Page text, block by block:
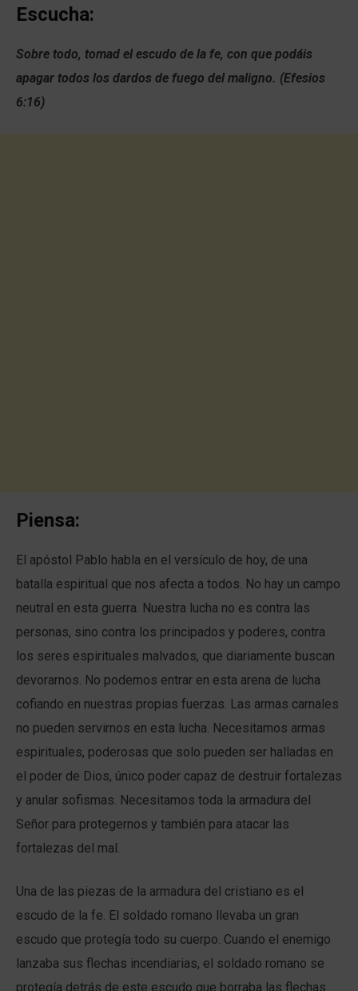
Escucha:
Sobre todo, tomad el escudo de la fe, con que podáis
apagar todos los dardos de fuego del maligno. (Efesios
6:16)
Piensa:
El apóstol Pablo habla en el versículo de hoy, de una
batalla espiritual que nos afecta a todos. No hay un campo
neutral en esta guerra. Nuestra lucha no es contra las
personas, sino contra los principados y poderes, contra
los seres espirituales malvados, que diariamente buscan
devorarnos. No podemos entrar en esta arena de lucha
cofiando en nuestras propias fuerzas. Las armas carnales
no pueden servirnos en esta lucha. Necesitamos armas
espirituales, poderosas que solo pueden ser halladas en
el poder de Dios, único poder capaz de destruir fortalezas
y anular sofismas. Necesitamos toda la armadura del
Señor para protegernos y también para atacar las
fortalezas del mal.
Una de las piezas de la armadura del cristiano es el
escudo de la fe. El soldado romano llevaba un gran
escudo que protegía todo su cuerpo. Cuando el enemigo
lanzaba sus flechas incendiarias, el soldado romano se
protegía detrás de este escudo que borraba las flechas